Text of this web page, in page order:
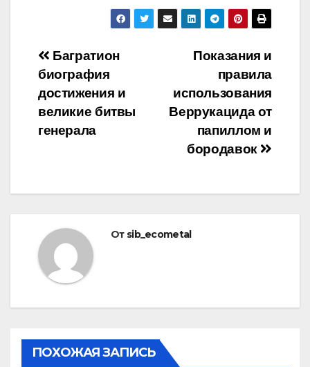
Навигация
по
записям
Показания и
правила
использования
Веррукацида от
папиллом и
бородавок
Багратион
биография
достижения и
великие битвы
генерала
От sib_ecometal
ПОХОЖАЯ ЗАПИСЬ